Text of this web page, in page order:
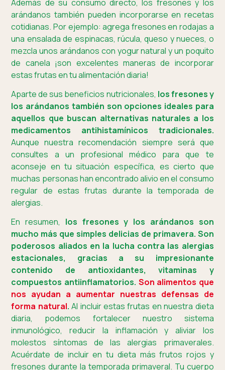
Además de su consumo directo, los fresones y los
arándanos también pueden incorporarse en recetas
cotidianas. Por ejemplo: agrega fresones en rodajas a
una ensalada de espinacas, rúcula, queso y nueces, o
mezcla unos arándanos con yogur natural y un poquito
de canela ¡son excelentes maneras de incorporar
estas frutas en tu alimentación diaria!
Aparte de sus beneficios nutricionales, los fresones y
los arándanos también son opciones ideales para
aquellos que buscan alternativas naturales a los
medicamentos antihistamínicos tradicionales.
Aunque nuestra recomendación siempre será que
consultes a un profesional médico para que te
aconseje en tu situación específica, es cierto que
muchas personas han encontrado alivio en el consumo
regular de estas frutas durante la temporada de
alergias.
En resumen, los fresones y los arándanos son
mucho más que simples delicias de primavera. Son
poderosos aliados en la lucha contra las alergias
estacionales, gracias a su impresionante
contenido de antioxidantes, vitaminas y
compuestos antiinflamatorios. Son alimentos que
nos ayudan a aumentar nuestras defensas de
forma natural. Al incluir estas frutas en nuestra dieta
diaria, podemos fortalecer nuestro sistema
inmunológico, reducir la inflamación y aliviar los
molestos síntomas de las alergias primaverales.
Acuérdate de incluir en tu dieta más frutos rojos y
fresones durante la temporada primaveral. Tu cuerpo